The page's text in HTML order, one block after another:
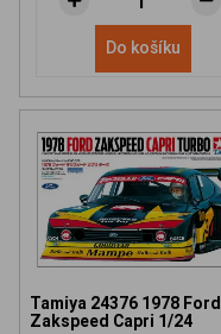
Do košíku
Tamiya 24376 1978 Ford
Zakspeed Capri 1/24